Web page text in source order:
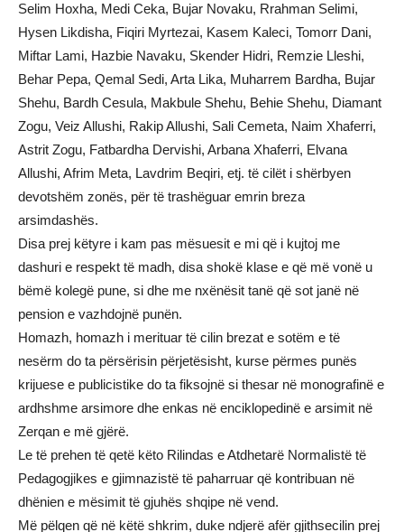
Selim Hoxha, Medi Ceka, Bujar Novaku, Rrahman Selimi,
Hysen Likdisha, Fiqiri Myrtezai, Kasem Kaleci, Tomorr Dani,
Miftar Lami, Hazbie Navaku, Skender Hidri, Remzie Lleshi,
Behar Pepa, Qemal Sedi, Arta Lika, Muharrem Bardha, Bujar
Shehu, Bardh Cesula, Makbule Shehu, Behie Shehu, Diamant
Zogu, Veiz Allushi, Rakip Allushi, Sali Cemeta, Naim Xhaferri,
Astrit Zogu, Fatbardha Dervishi, Arbana Xhaferri, Elvana
Allushi, Afrim Meta, Lavdrim Beqiri, etj. të cilët i shërbyen
devotshëm zonës, për të trashëguar emrin breza
arsimdashës.
Disa prej këtyre i kam pas mësuesit e mi që i kujtoj me
dashuri e respekt të madh, disa shokë klase e që më vonë u
bëmë kolegë pune, si dhe me nxënësit tanë që sot janë në
pension e vazhdojnë punën.
Homazh, homazh i merituar të cilin brezat e sotëm e të
nesërm do ta përsërisin përjetësisht, kurse përmes punës
krijuese e publicistike do ta fiksojnë si thesar në monografinë e
ardhshme arsimore dhe enkas në enciklopedinë e arsimit në
Zerqan e më gjërë.
Le të prehen të qetë këto Rilindas e Atdhetarë Normalistë të
Pedagogjikes e gjimnazistë të paharruar që kontribuan në
dhënien e mësimit të gjuhës shqipe në vend.
Më pëlqen që në këtë shkrim, duke ndjerë afër gjithsecilin prej